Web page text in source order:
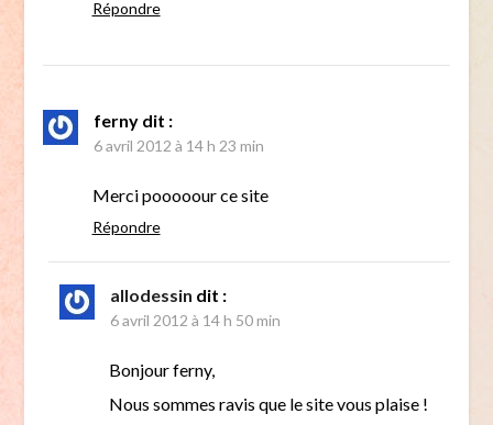
Répondre
ferny dit :
6 avril 2012 à 14 h 23 min
Merci pooooour ce site
Répondre
allodessin dit :
6 avril 2012 à 14 h 50 min
Bonjour ferny,
Nous sommes ravis que le site vous plaise !